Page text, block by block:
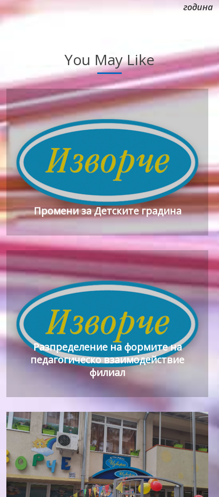
година
You May Like
Промени за Детските градина
Разпределение на формите на
педагогическо взаимодействие
филиал